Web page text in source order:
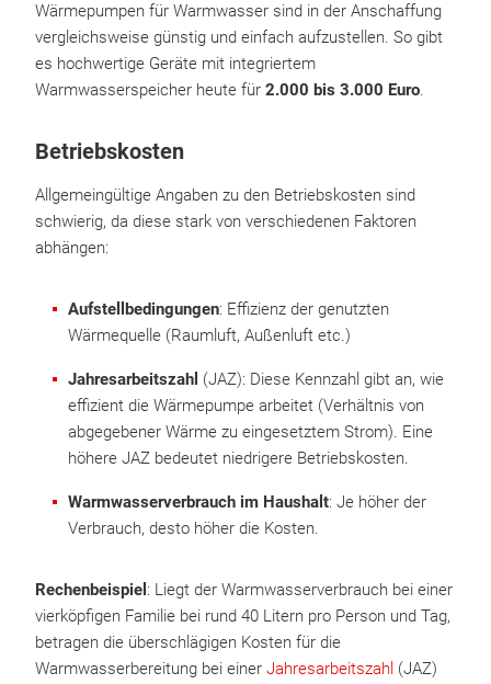
Wärmepumpen für Warmwasser sind in der Anschaffung
vergleichsweise günstig und einfach aufzustellen. So gibt
es hochwertige Geräte mit integriertem
Warmwasserspeicher heute für 2.000 bis 3.000 Euro.
Betriebskosten
Allgemeingültige Angaben zu den Betriebskosten sind
schwierig, da diese stark von verschiedenen Faktoren
abhängen:
Aufstellbedingungen: Effizienz der genutzten
Wärmequelle (Raumluft, Außenluft etc.)
Jahresarbeitszahl (JAZ): Diese Kennzahl gibt an, wie
effizient die Wärmepumpe arbeitet (Verhältnis von
abgegebener Wärme zu eingesetztem Strom). Eine
höhere JAZ bedeutet niedrigere Betriebskosten.
Warmwasserverbrauch im Haushalt: Je höher der
Verbrauch, desto höher die Kosten.
Rechenbeispiel : Liegt der Warmwasserverbrauch bei einer
vierköpfigen Familie bei rund 40 Litern pro Person und Tag,
betragen die überschlägigen Kosten für die
Warmwasserbereitung bei einer Jahresarbeitszahl (JAZ)